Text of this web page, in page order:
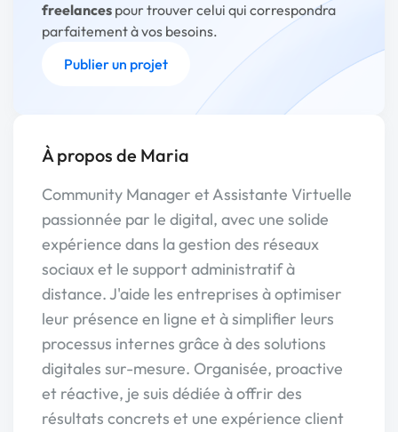
freelances pour trouver celui qui correspondra
parfaitement à vos besoins.
Publier un projet
À propos de Maria
Community Manager et Assistante Virtuelle
passionnée par le digital, avec une solide
expérience dans la gestion des réseaux
sociaux et le support administratif à
distance. J'aide les entreprises à optimiser
leur présence en ligne et à simplifier leurs
processus internes grâce à des solutions
digitales sur-mesure. Organisée, proactive
et réactive, je suis dédiée à offrir des
résultats concrets et une expérience client